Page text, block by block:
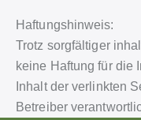
Haftungshinweis:
Trotz sorgfältiger
keine Haftung für die
Inhalt der verlinkten
Betreiber